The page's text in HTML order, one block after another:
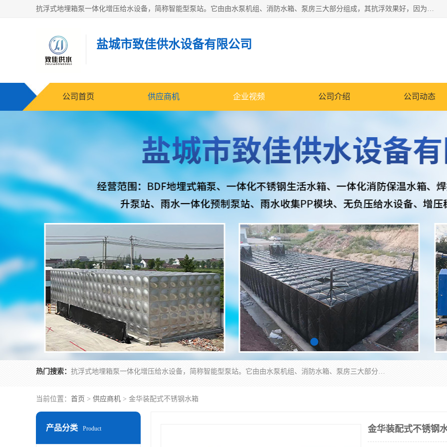
抗浮式地埋箱泵一体化增压给水设备，简称智能型泵站。它由由水泵机组、消防水箱、泵房三大部分组成，其抗浮效果好，因为设计时通过将底板与箱体联在一起，箱体重量抵消了地下水浮力。系统维护好，内部拉筋、泵站、管道，喷淋等各部运行正堂，无一损坏；结构更牢固。
盐城市致佳供水设备有限公司
公司首页 供应商机 企业视频 公司介绍 公司动态
热门搜索： 抗浮式地埋箱泵一体化增压给水设备，简称智能型泵站。它由由水泵机组、消防水箱、泵房三大部分组成，其抗浮效果好，因为设计时通过将底板与箱体联在一起，箱体重量抵消了地下水浮力。系统维护好，内部拉筋、泵站、管道，喷淋等各部运行正堂，无一损坏；结构更牢固。
当前位置： 首页 > 供应商机 > 金华装配式不锈钢水箱
产品分类 Product 金华装配式不锈钢